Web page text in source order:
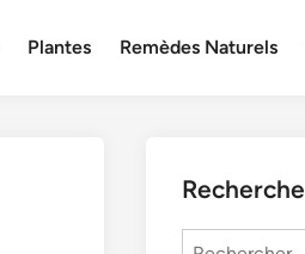
Plantes Remèdes Naturels
Recherche
Rechercher :